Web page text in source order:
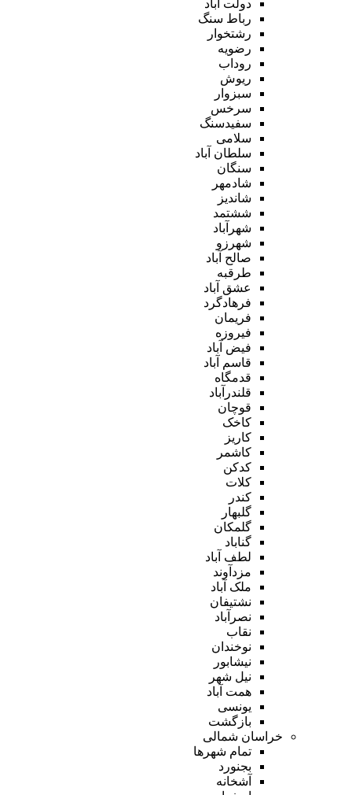
دولت آباد
رباط سنگ
رشتخوار
رضویه
روداب
ریوش
سبزوار
سرخس
سفیدسنگ
سلامی
سلطان آباد
سنگان
شادمهر
شاندیز
ششتمد
شهرآباد
شهرزو
صالح آباد
طرقبه
عشق آباد
فرهادگرد
فریمان
فیروزه
فیض آباد
قاسم آباد
قدمگاه
قلندرآباد
قوچان
کاخک
کاریز
کاشمر
کدکن
کلات
کندر
گلبهار
گلمکان
گناباد
لطف آباد
مزدآوند
ملک آباد
نشتیفان
نصرآباد
نقاب
نوخندان
نیشابور
نیل شهر
همت آباد
یونسی
بازگشت
خراسان شمالی
تمام شهر‌ها
بجنورد
آشخانه